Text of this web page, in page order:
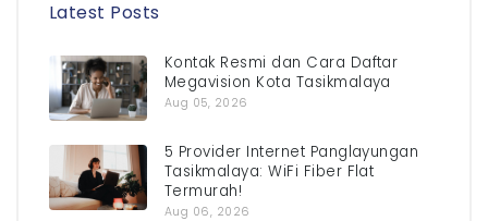
Latest Posts
Kontak Resmi dan Cara Daftar
Megavision Kota Tasikmalaya
Aug 05, 2026
5 Provider Internet Panglayungan
Tasikmalaya: WiFi Fiber Flat
Termurah!
Aug 06, 2026